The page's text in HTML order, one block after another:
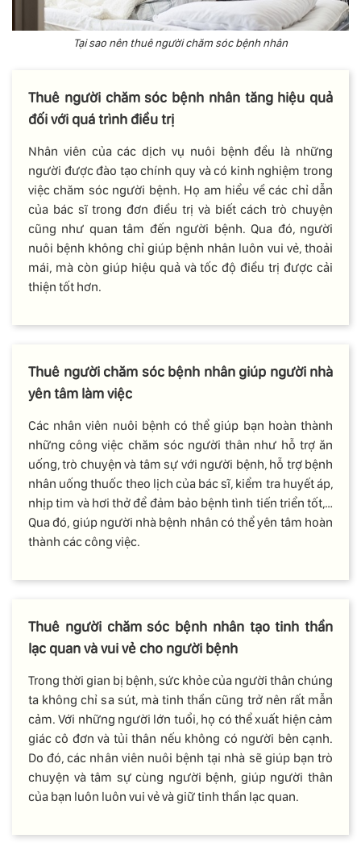
Tại sao nên thuê người chăm sóc bệnh nhân
Thuê người chăm sóc bệnh nhân tăng hiệu quả
đối với quá trình điều trị
Nhân viên của các dịch vụ nuôi bệnh đều là những
người được đào tạo chính quy và có kinh nghiệm trong
việc chăm sóc người bệnh. Họ am hiểu về các chỉ dẫn
của bác sĩ trong đơn điều trị và biết cách trò chuyện
cũng như quan tâm đến người bệnh. Qua đó, người
nuôi bệnh không chỉ giúp bệnh nhân luôn vui vẻ, thoải
mái, mà còn giúp hiệu quả và tốc độ điều trị được cải
thiện tốt hơn.
Thuê người chăm sóc bệnh nhân giúp người nhà
yên tâm làm việc
Các nhân viên nuôi bệnh có thể giúp bạn hoàn thành
những công việc chăm sóc người thân như hỗ trợ ăn
uống, trò chuyện và tâm sự với người bệnh, hỗ trợ bệnh
nhân uống thuốc theo lịch của bác sĩ, kiểm tra huyết áp,
nhịp tim và hơi thở để đảm bảo bệnh tình tiến triển tốt,…
Qua đó, giúp người nhà bệnh nhân có thể yên tâm hoàn
thành các công việc.
Thuê người chăm sóc bệnh nhân tạo tinh thần
lạc quan và vui vẻ cho người bệnh
Trong thời gian bị bệnh, sức khỏe của người thân chúng
ta không chỉ sa sút, mà tinh thần cũng trở nên rất mẫn
cảm. Với những người lớn tuổi, họ có thể xuất hiện cảm
giác cô đơn và tủi thân nếu không có người bên cạnh.
Do đó, các nhân viên nuôi bệnh tại nhà sẽ giúp bạn trò
chuyện và tâm sự cùng người bệnh, giúp người thân
của bạn luôn luôn vui vẻ và giữ tinh thần lạc quan.